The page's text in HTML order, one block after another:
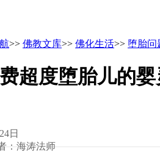
>> 佛教文库>> 佛化生活>> 堕胎问
超度堕胎儿的婴
日
：海涛法师